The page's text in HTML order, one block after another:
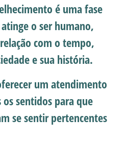
é uma fase
o ser humano,
com o tempo,
e sua história.
um atendimento
sentidos para que
se sentir pertencentes